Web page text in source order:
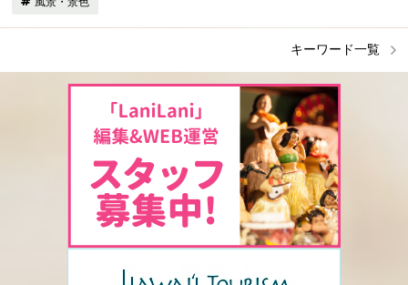
キーワード一覧